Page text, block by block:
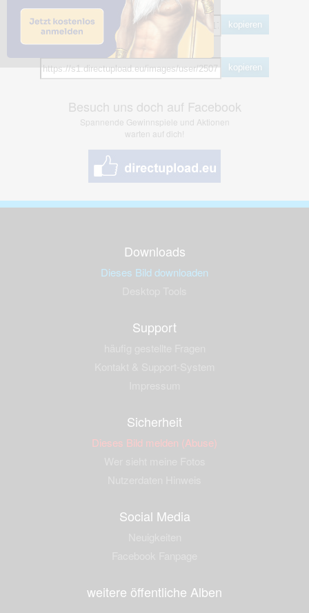
BB Code
kopieren
kopieren
Besuch uns doch auf Facebook
Spannende Gewinnspiele und Aktionen
warten auf dich!
Downloads
Dieses Bild downloaden
Support
Sicherheit
Dieses Bild melden (Abuse)
Social Media
weitere öffentliche Alben